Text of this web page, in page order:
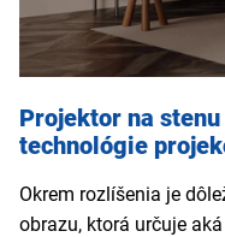
strán 16:10, vhodné
Projektor na
technológie
Okrem rozlíšenia je
obrazu, ktorá určuje